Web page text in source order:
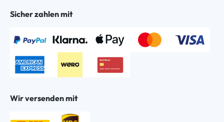
Sicher zahlen mit
Wir versenden mit